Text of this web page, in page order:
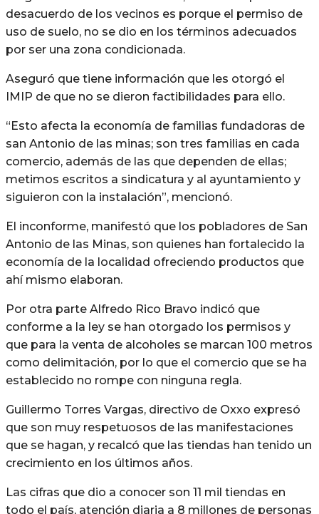
desacuerdo de los vecinos es porque el permiso de
uso de suelo, no se dio en los términos adecuados
por ser una zona condicionada.
Aseguró que tiene información que les otorgó el
IMIP de que no se dieron factibilidades para ello.
“Esto afecta la economía de familias fundadoras de
san Antonio de las minas; son tres familias en cada
comercio, además de las que dependen de ellas;
metimos escritos a sindicatura y al ayuntamiento y
siguieron con la instalación”, mencionó.
El inconforme, manifestó que los pobladores de San
Antonio de las Minas, son quienes han fortalecido la
economía de la localidad ofreciendo productos que
ahí mismo elaboran.
Por otra parte Alfredo Rico Bravo indicó que
conforme a la ley se han otorgado los permisos y
que para la venta de alcoholes se marcan 100 metros
como delimitación, por lo que el comercio que se ha
establecido no rompe con ninguna regla.
Guillermo Torres Vargas, directivo de Oxxo expresó
que son muy respetuosos de las manifestaciones
que se hagan, y recalcó que las tiendas han tenido un
crecimiento en los últimos años.
Las cifras que dio a conocer son 11 mil tiendas en
todo el país, atención diaria a 8 millones de personas